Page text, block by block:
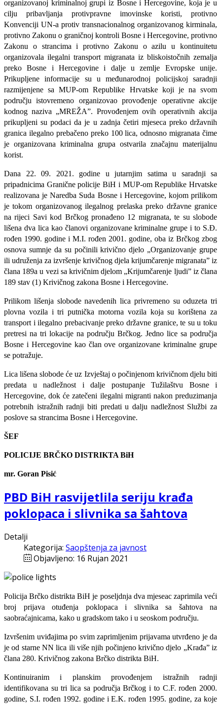
organizovanoj kriminalnoj grupi iz Bosne i Hercegovine, koja je u
cilju pribavljanja protivpravne imovinske koristi, protivno
Konvenciji UN-a protiv transnacionalnog organizovanog kirminala,
protivno Zakonu o graničnoj kontroli Bosne i Hercegovine, protivno
Zakonu o strancima i protivno Zakonu o azilu u kontinuitetu
organizovala ilegalni transport migranata iz bliskoistočnih zemalja
preko Bosne i Hercegovine i dalje u zemlje Evropske unije.
Prikupljene informacije su u međunarodnoj policijskoj saradnji
razmijenjene sa MUP-om Republike Hrvatske koji je na svom
području istovremeno organizovao provođenje operativne akcije
kodnog naziva „MREŽA”. Provođenjem ovih operativnih akcija
prikupljeni su podaci da je u zadnja četiri mjeseca preko državnih
granica ilegalno prebačeno preko 100 lica, odnosno migranata čime
je organizovana kriminalna grupa ostvarila značajnu materijalnu
korist.
Dana 22. 09. 2021. godine u jutarnjim satima u saradnji sa
pripadnicima Granične policije BiH i MUP-om Republike Hrvatske
realizovana je Naredba Suda Bosne i Hercegovine, kojom prilikom
je tokom organizovanog ilegalnog prelaska preko državne granice
na rijeci Savi kod Brčkog pronađeno 12 migranata, te su slobode
lišena dva lica kao članovi organizovane kriminalne grupe i to S.Đ.
rođen 1990. godine i M.I. rođen 2001. godine, oba iz Brčkog zbog
osnova sumnje da su počinili krivično djelo „Organizovanje grupe
ili udruženja za izvršenje krivičnog djela krijumčarenje migranata” iz
člana 189a u vezi sa krivičnim djelom „Krijumčarenje ljudi” iz člana
189 stav (1) Krivičnog zakona Bosne i Hercegovine.
Prilikom lišenja slobode navedenih lica privremeno su oduzeta tri
plovna vozila i tri putnička motorna vozila koja su korištena za
transport i ilegalno prebacivanje preko državne granice, te su u toku
pretresi na tri lokacije na području Brčkog. Jedno lice sa područja
Bosne i Hercegovine kao član ove organizovane kriminalne grupe
se potražuje.
Lica lišena slobode će uz Izvještaj o počinjenom krivičnom djelu biti
predata u nadležnost i dalje postupanje Tužilaštvu Bosne i
Hercegovine, dok će zatečeni ilegalni migranti nakon preduzimanja
potrebnih istražnih radnji biti predati u dalju nadležnost Službi za
poslove sa strancima Bosne i Hercegovine.
ŠEF
POLICIJE BRČKO DISTRIKTA BiH
mr. Goran Pisić
PBD BiH rasvijetlila seriju krađa
poklopaca i slivnika sa šahtova
Detalji
Kategorija: Saopštenja za javnost
Objavljeno: 16 Rujan 2021
Policija Brčko distrikta BiH je poseljdnja dva mjeseac zaprimila veći
broj prijava otuđenja poklopaca i slivnika sa šahtova na
saobraćajnicama, kako u gradskom tako i u seoskom području.
Izvršenim uviđajima po svim zaprimljenim prijavama utvrđeno je da
je od starne NN lica ili više njih počinjeno krivično djelo „Krađa” iz
člana 280. Krivičnog zakona Brčko distrikta BiH.
Kontinuiranim i planskim provođenjem istražnih radnji
identifikovana su tri lica sa područja Brčkog i to C.F. rođen 2000.
godine, S.I. rođen 1992. godine i E.K. rođen 1995. godine, za koje